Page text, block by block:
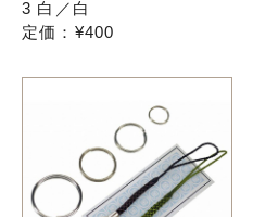
3 白／白
定価：¥400